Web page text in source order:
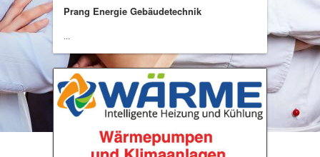
Prang Energie Gebäudetechnik
...